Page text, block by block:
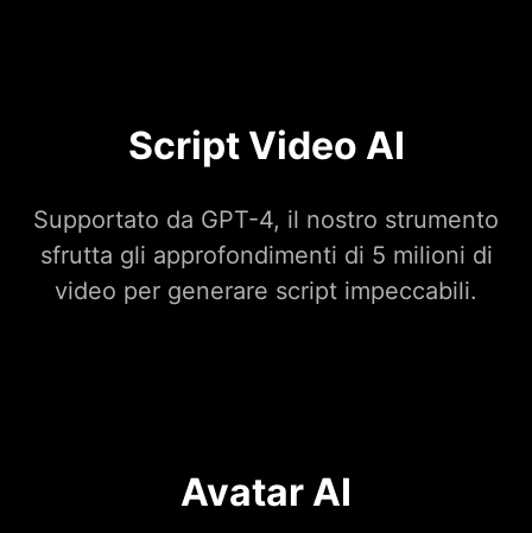
Script Video AI
Supportato da GPT-4, il nostro strumento
sfrutta gli approfondimenti di 5 milioni di
video per generare script impeccabili.
Avatar AI